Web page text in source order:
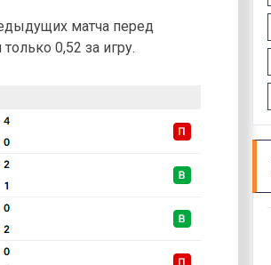
матча перед
0,52 за игру.